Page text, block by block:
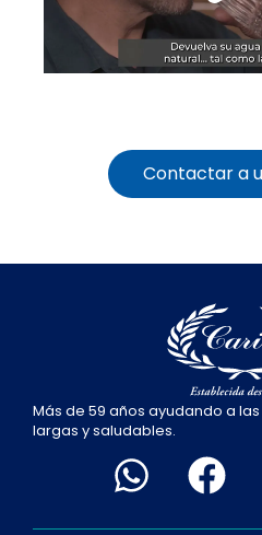
Contactar a
Más de 59 años ayudando a
largas y saludables.